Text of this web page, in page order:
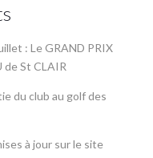
: Le GRAND PRIX
de St CLAIR
du club au golf des
à jour sur le site